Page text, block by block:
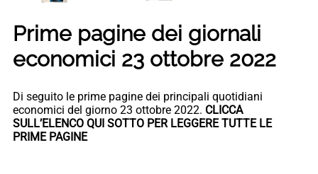
Prime pagine dei giornali
economici 23 ottobre 2022
Di seguito le prime pagine dei principali quotidiani
economici del giorno 23 ottobre 2022. CLICCA
SULL’ELENCO QUI SOTTO PER LEGGERE TUTTE LE
PRIME PAGINE